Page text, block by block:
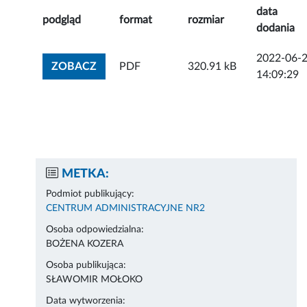
podgląd format rozmiar
data
dodania
ZOBACZZOBACZ ZAŁĄCZNIK
PDF 320.91 kB
2022-06-
14:09:29
METKA:
Podmiot publikujący:
CENTRUM ADMINISTRACYJNE NR2
Osoba odpowiedzialna:
BOŻENA KOZERA
Osoba publikująca:
SŁAWOMIR MOŁOKO
Data wytworzenia: